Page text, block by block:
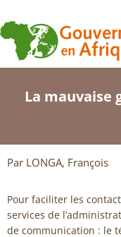
La mauvaise
Par LONGA, François
Pour faciliter les
services de
de communication : le